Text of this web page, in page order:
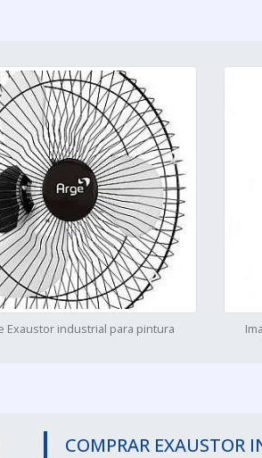
Exaustor industrial para pintura
COMPRAR EXAUSTOR